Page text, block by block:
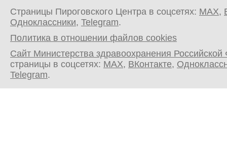
Страницы Пироговского Центра в соцсетях: MAX,
Одноклассники, Telegram.
Политика в отношении файлов cookies
Сайт Министерства здравоохранения
страницы в соцсетях: MAX, ВКонтакте,
Telegram.